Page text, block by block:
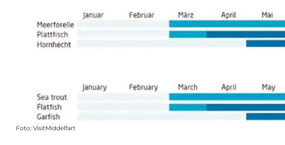
Foto: VisitMiddelfart